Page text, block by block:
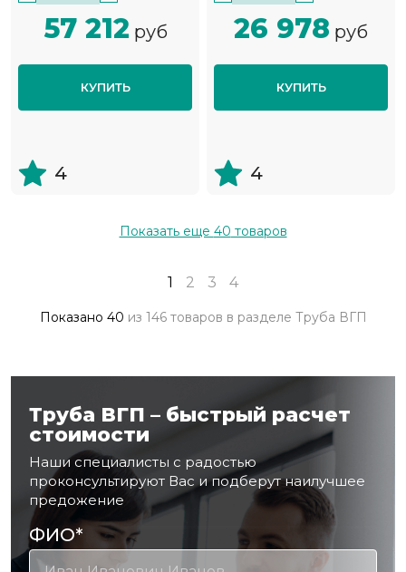
57 212 руб
КУПИТЬ
4
26 978 руб
КУПИТЬ
4
Показать еще 40 товаров
1 2 3 4
Показано 40 из 146 товаров в разделе Труба ВГП
Труба ВГП – быстрый расчет
стоимости
Наши специалисты с радостью
проконсультируют Вас и подберут наилучшее
предожение
ФИО*